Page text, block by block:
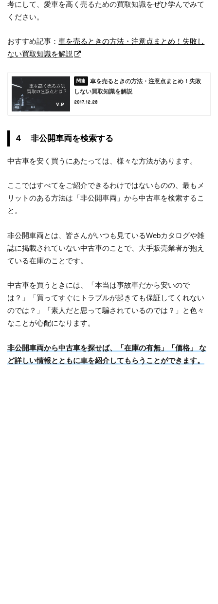
考にして、愛車を高く売るための買取知識をぜひ学んでみて
ください。
おすすめ記事：車を売るときの方法・注意点まとめ！失敗し
ない買取知識を解説
車を売るときの方法・注意点まとめ！失敗
しない買取知識を解説
2017.12.28
４ 非公開車両を検索する
中古車を安く買うにあたっては、様々な方法があります。
ここではすべてをご紹介できるわけではないものの、最もメ
リットのある方法は「非公開車両」から中古車を検索するこ
と。
非公開車両とは、皆さんがいつも見ているWebカタログや雑
誌に掲載されていない中古車のことで、大手販売業者が抱え
ている在庫のことです。
中古車を買うときには、「本当は事故車だから安いので
は？」「買ってすぐにトラブルが起きても保証してくれない
のでは？」「素人だと思って騙されているのでは？」と色々
なことが心配になります。
非公開車両から中古車を探せば、「在庫の有無」「価格」 な
ど詳しい情報とともに車を紹介してもらうことができます。